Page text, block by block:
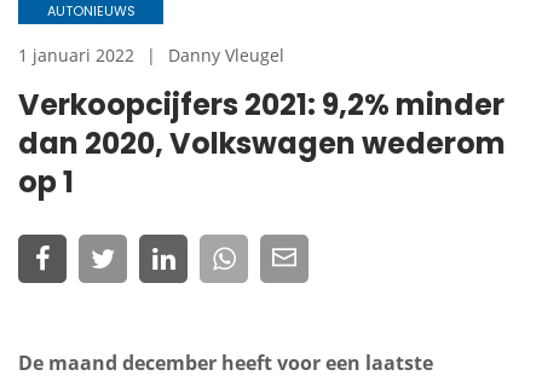
Verkoopcijfers 2021: 9,2% minder
dan 2020, Volkswagen wederom
op 1
AUTONIEUWS
1 januari 2022 Danny Vleugel
De maand december heeft voor een laatste